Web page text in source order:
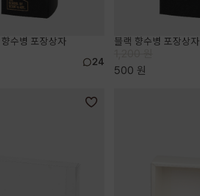
수병 포장상자
24
블랙 향수병 포장상자
500 원